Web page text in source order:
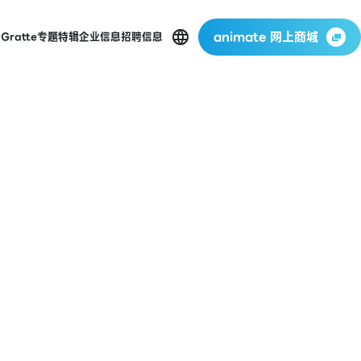
Gratte专题特辑企业信息招聘信息 animate 网上商城